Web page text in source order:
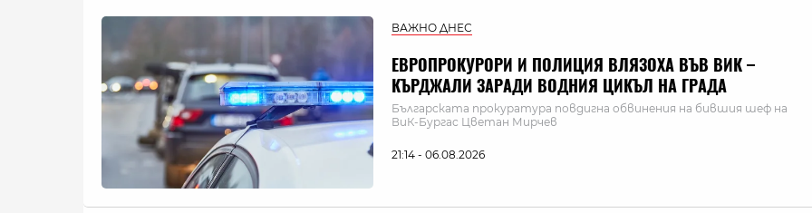
ВАЖНО ДНЕС
ЕВРОПРОКУРОРИ И ПОЛИЦИЯ ВЛЯЗОХА ВЪВ ВИК –
КЪРДЖАЛИ ЗАРАДИ ВОДНИЯ ЦИКЪЛ НА ГРАДА
Българската прокуратура повдигна обвинения на бившия шеф на
ВиК-Бургас Цветан Мирчев
21:14 - 06.08.2026